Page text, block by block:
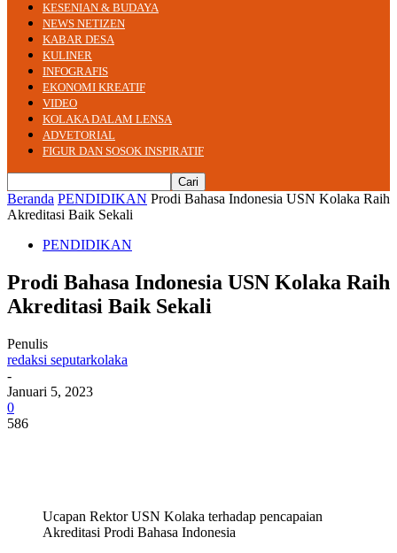
KESENIAN & BUDAYA
NEWS NETIZEN
KABAR DESA
KULINER
INFOGRAFIS
EKONOMI KREATIF
VIDEO
KOLAKA DALAM LENSA
ADVETORIAL
FIGUR DAN SOSOK INSPIRATIF
Beranda PENDIDIKAN Prodi Bahasa Indonesia USN Kolaka Raih
Akreditasi Baik Sekali
PENDIDIKAN
Prodi Bahasa Indonesia USN Kolaka Raih
Akreditasi Baik Sekali
Penulis
redaksi seputarkolaka
-
Januari 5, 2023
0
586
Ucapan Rektor USN Kolaka terhadap pencapaian
Akreditasi Prodi Bahasa Indonesia